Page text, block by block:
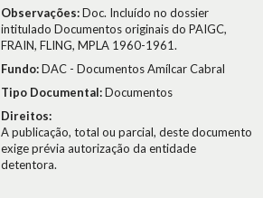
Observações:Doc. Incluído no dossier
intitulado Documentos originais do PAIGC,
FRAIN, FLING, MPLA 1960-1961.
Fundo:DAC - Documentos Amílcar Cabral
Tipo Documental:Documentos
Direitos:
A publicação, total ou parcial, deste documento
exige prévia autorização da entidade
detentora.